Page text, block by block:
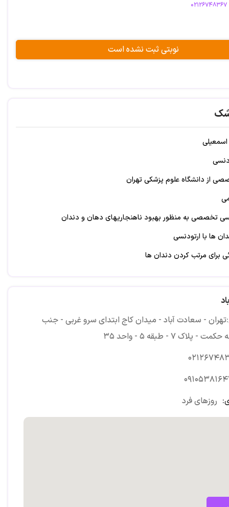
۰۲۱۲۶۷۴۸۳۶۷
نوبتی ثبت نشده است
از دانشگاه علوم پزشکی تهران
تخصصی به منظور بهبود ناهنجاریهای دهان و دندان
ها با ارتودنسی
برای مرتب کردن دندان ها
در تمام سنین
های نهفته
- سعادت آباد - میدان کاج ابتدای سرو غربی - جنب
- پلاک ۷ - طبقه ۵ - واحد ۳۵
روزهای فرد